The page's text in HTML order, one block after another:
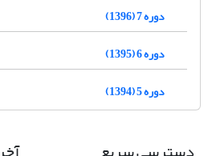
دوره 7 (1396)
دوره 6 (1395)
دوره 5 (1394)